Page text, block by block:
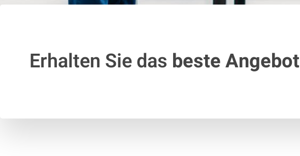
Erhalten Sie das beste Angebot